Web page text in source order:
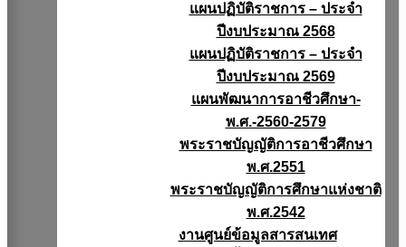
แผนปฏิบัติราชการ – ประจำ
ปีงบประมาณ 2568
แผนปฏิบัติราชการ – ประจำ
ปีงบประมาณ 2569
แผนพัฒนาการอาชีวศึกษา-
พ.ศ.-2560-2579
พระราชบัญญัติการอาชีวศึกษา
พ.ศ.2551
พระราชบัญญัติการศึกษาแห่งชาติ
พ.ศ.2542
งานศูนย์ข้อมูลสารสนเทศ